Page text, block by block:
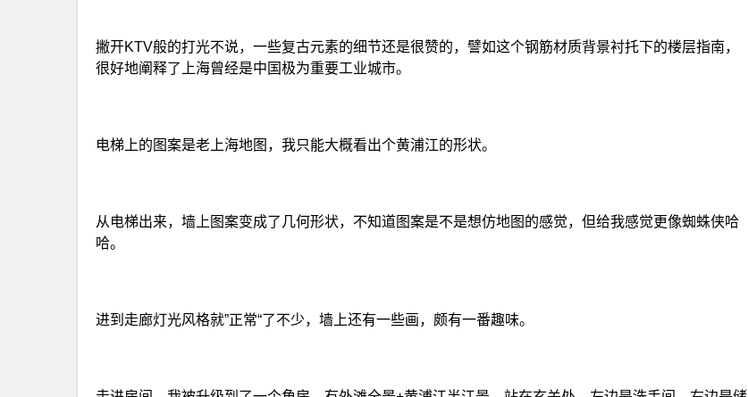
撇开KTV般的打光不说，一些复古元素的细节还是很赞的，譬如这个钢筋材质背景衬托下的楼层指南，
很好地阐释了上海曾经是中国极为重要工业城市。
电梯上的图案是老上海地图，我只能大概看出个黄浦江的形状。
从电梯出来，墙上图案变成了几何形状，不知道图案是不是想仿地图的感觉，但给我感觉更像蜘蛛侠哈
哈。
进到走廊灯光风格就”正常“了不少，墙上还有一些画，颇有一番趣味。